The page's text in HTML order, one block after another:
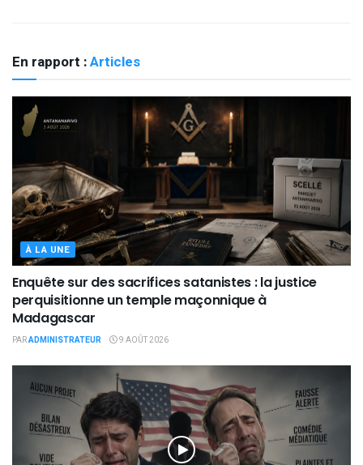
En rapport :Articles
À LA UNE
Enquête sur des sacrifices satanistes : la justice
perquisitionne un temple maçonnique à
Madagascar
PARADMINISTRATEUR 9 AOÛT 2026